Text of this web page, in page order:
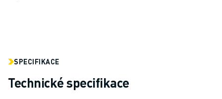
ZDRAVOTNICTVÍ
SKLADOVÁNÍ, LOGISTIKA, POŠTA A ZÁSILKY
SPECIFIKACE
Technické specifikace